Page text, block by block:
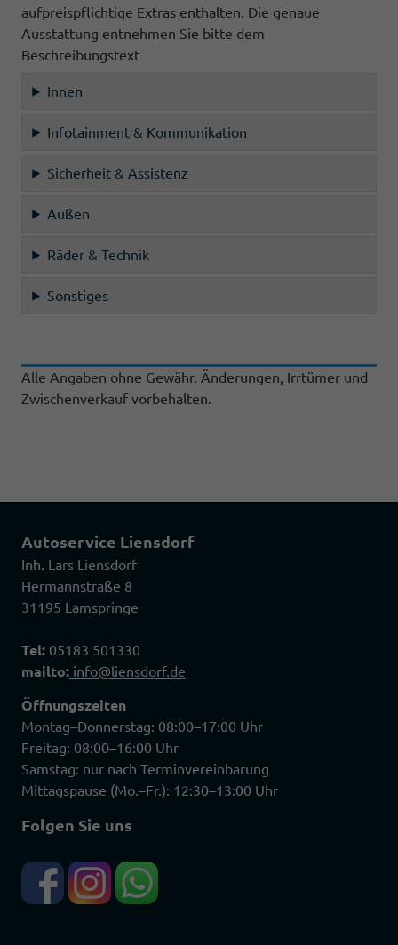
aufpreispflichtige Extras enthalten. Die genaue
Ausstattung entnehmen Sie bitte dem
Beschreibungstext
Innen
Infotainment & Kommunikation
Sicherheit & Assistenz
Außen
Räder & Technik
Sonstiges
Alle Angaben ohne Gewähr. Änderungen, Irrtümer und
Zwischenverkauf vorbehalten.
Autoservice Liensdorf
Inh. Lars Liensdorf
Hermannstraße 8
31195 Lamspringe
Tel: 05183 501330
mailto: info@liensdorf.de
Öffnungszeiten
Montag–Donnerstag: 08:00–17:00 Uhr
Freitag: 08:00–16:00 Uhr
Samstag: nur nach Terminvereinbarung
Mittagspause (Mo.–Fr.): 12:30–13:00 Uhr
Folgen Sie uns